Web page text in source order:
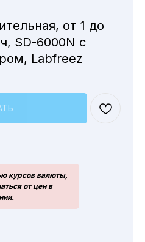
от 1 до
SD-6000N с
Labfreez
курсов валюты,
от цен в